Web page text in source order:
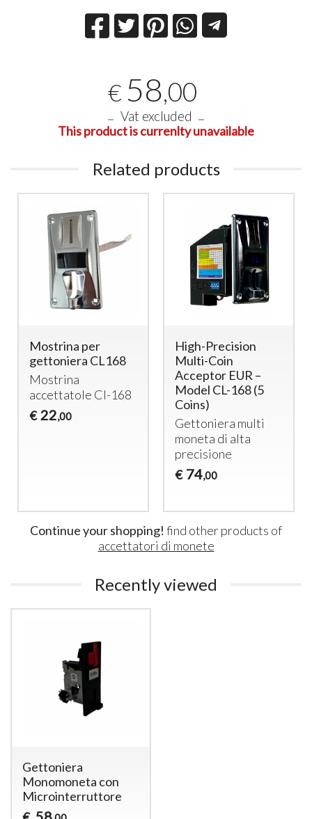
€ 58,00
Vat excluded
This product is currenlty unavailable
Related products
Mostrina per
gettoniera CL168
Mostrina
accettatole Cl-168
€ 22,00
High-Precision
Multi-Coin
Acceptor EUR –
Model CL-168 (5
Coins)
Gettoniera multi
moneta di alta
precisione
€ 74,00
Continue your shopping! find other products of
accettatori di monete
Recently viewed
Gettoniera
Monomoneta con
Microinterruttore